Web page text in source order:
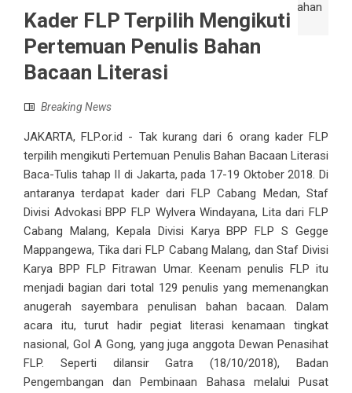
Kader FLP Terpilih Mengikuti
Pertemuan Penulis Bahan
Bacaan Literasi
Breaking News
JAKARTA, FLP.or.id - Tak kurang dari 6 orang kader FLP
terpilih mengikuti Pertemuan Penulis Bahan Bacaan Literasi
Baca-Tulis tahap II di Jakarta, pada 17-19 Oktober 2018. Di
antaranya terdapat kader dari FLP Cabang Medan, Staf
Divisi Advokasi BPP FLP Wylvera Windayana, Lita dari FLP
Cabang Malang, Kepala Divisi Karya BPP FLP S Gegge
Mappangewa, Tika dari FLP Cabang Malang, dan Staf Divisi
Karya BPP FLP Fitrawan Umar. Keenam penulis FLP itu
menjadi bagian dari total 129 penulis yang memenangkan
anugerah sayembara penulisan bahan bacaan. Dalam
acara itu, turut hadir pegiat literasi kenamaan tingkat
nasional, Gol A Gong, yang juga anggota Dewan Penasihat
FLP. Seperti dilansir Gatra (18/10/2018), Badan
Pengembangan dan Pembinaan Bahasa melalui Pusat